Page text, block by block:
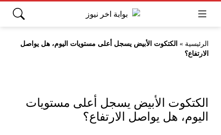
الرئيسية » الكتكوت الأبيض يسجل أعلى مستويات اليوم، هل يواصل
الارتفاع؟
الكتكوت الأبيض يسجل أعلى مستويات
اليوم، هل يواصل الارتفاع؟